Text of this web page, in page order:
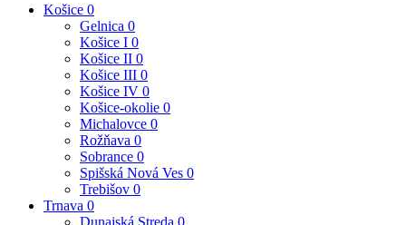
Košice 0
Gelnica 0
Košice I 0
Košice II 0
Košice III 0
Košice IV 0
Košice-okolie 0
Michalovce 0
Rožňava 0
Sobrance 0
Spišská Nová Ves 0
Trebišov 0
Trnava 0
Dunajská Streda 0